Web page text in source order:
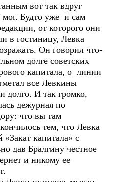
вот так вдруг
мог. Будто уже и сам
от которого они
в гостиницу, Левка
Он говорил что-
долге советских
капитала, о линии
все Левкины
долго. И так громко,
дежурная по
что вы там
тем, что Левка
«Закат капитала» с
дав Бралгину честное
и никому ее